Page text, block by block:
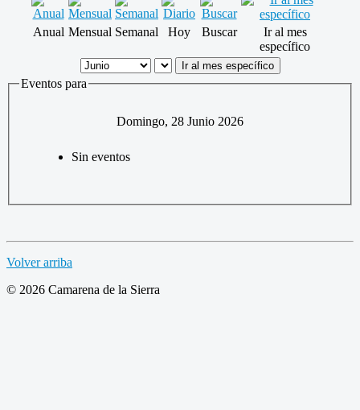
Anual Mensual Semanal Hoy Buscar
Ir al mes
específico
Ir al mes específico
Eventos para
Domingo, 28 Junio 2026
Sin eventos
Volver arriba
© 2026 Camarena de la Sierra